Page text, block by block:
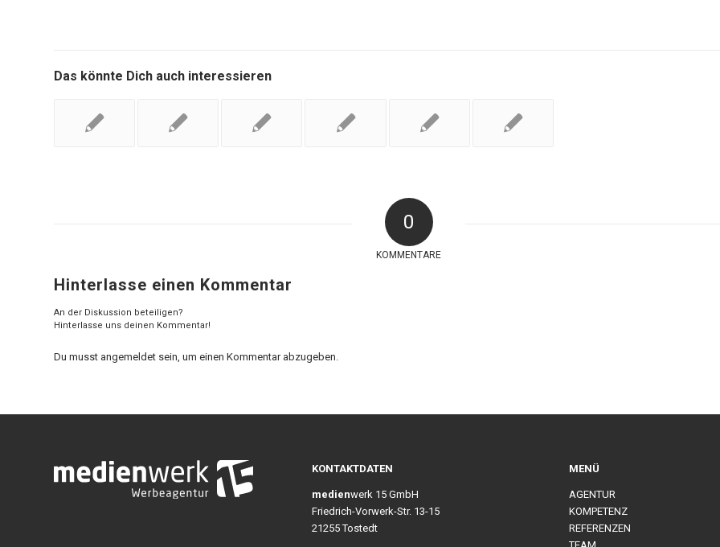
Das könnte Dich auch interessieren
0
KOMMENTARE
Hinterlasse einen Kommentar
An der Diskussion beteiligen?
Hinterlasse uns deinen Kommentar!
Du musst angemeldet sein, um einen Kommentar abzugeben.
KONTAKTDATEN
medienwerk 15 GmbH
Friedrich-Vorwerk-Str. 13-15
21255 Tostedt
MENÜ
AGENTUR
KOMPETENZ
REFERENZEN